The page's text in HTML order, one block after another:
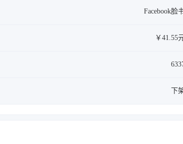
Facebook脸
￥41.55
下